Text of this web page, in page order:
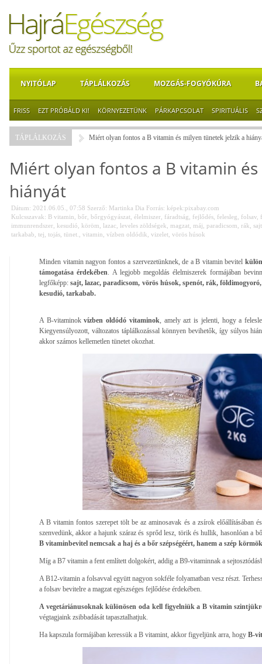
NYITÓLAP TÁPLÁLKOZÁS MOZGÁS-FOGYÓKÚRA
FRISS EZT PRÓBÁLD KI! KÖRNYEZETÜNK PÁRKAPCSOLAT SPIRITUÁLIS
TÁPLÁLKOZÁS Miért olyan fontos a B vitamin és milyen tünetek jelzik a
Miért olyan fontos a B vitamin
hiányát
Dátum: 2021.06.05., 07:58 Szerző: Martinka Dia Forrás: képek:pixabay.com
Kulcsszavak: B vitamin bőr bőrgyógyászat élelmiszer fáradtság fejlődés felesleg folsav
immunrendszer kesudió köröm lazac leveles zöldségek magzat máj paradicsom rák sajt
tarkabab tej tojás tünet. vitamin vízben oldódik vizelet vörös húsok
Minden vitamin nagyon fontos a szervezetünknek, de a B vitamin bevitel
támogatása érdekében . A legjobb megoldás élelmiszerek formájában
legfőképp:sajt, lazac, paradicsom, vörös húsok, spenót, rák,
kesudió, tarkabab.
A B-vitaminokvízben oldódó vitaminok , amely azt is jelenti, hogy a
Kiegyensúlyozott, változatos táplálkozással könnyen bevihetők, így súlyos
akkor számos kellemetlen tünetet okozhat.
A B vitamin fontos szerepet tölt be az aminosavak és a zsírok előállításában
szenvedünk, akkor a hajunk száraz és sprőd lesz, törik és hullik, hasonlóan a
B vitaminbevitel nemcsak a haj és a bőr szépségéért, hanem a szép
Míg a B7 vitamin a fent említett dolgokért, addig a B9-vitaminnak a
A B12-vitamin a folsavval együtt nagyon sokféle folyamatban vesz részt.
a folsav bevitelre a magzat egészséges fejlődése érdekében.
A vegetáriánusoknak különösen oda kell figyelniük a B vitamin
végtagjaink zsibbadását tapasztalhatjuk.
Ha kapszula formájában keressük a B vitamint, akkor figyeljünk arra, hogy B-